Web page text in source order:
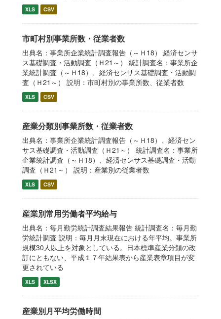
XLS CSV
市町村別事業所数・従業者数
出典名：事業所企業統計調査報告（～Ｈ18） 経済センサ
ス基礎調査・活動調査（Ｈ21～） 統計調査名：事業所企
業統計調査（～Ｈ18）、経済センサス基礎調査・活動調
査（Ｈ21～） 説明：市町村別の事業所数、従業者数
XLS CSV
産業分類別事業所数・従業者数
出典名：事業所企業統計調査報告（～Ｈ18）、経済セン
サス基礎調査・活動調査（Ｈ21～） 統計調査名：事業所
企業統計調査（～Ｈ18）、経済センサス基礎調査・活動
調査（Ｈ21～） 説明：産業別の従業者数
XLS CSV
産業別常用労働者平均給与
出典名：毎月勤労統計調査結果報告 統計調査名：毎月勤
労統計調査 説明：毎月月末現在における年平均。事業所
規模30人以上を対象としている。日本標準産業分類の改
訂にともない、平成１７年結果表から産業表章項目が変
更されている
XLS XLSX
産業別月平均労働時間